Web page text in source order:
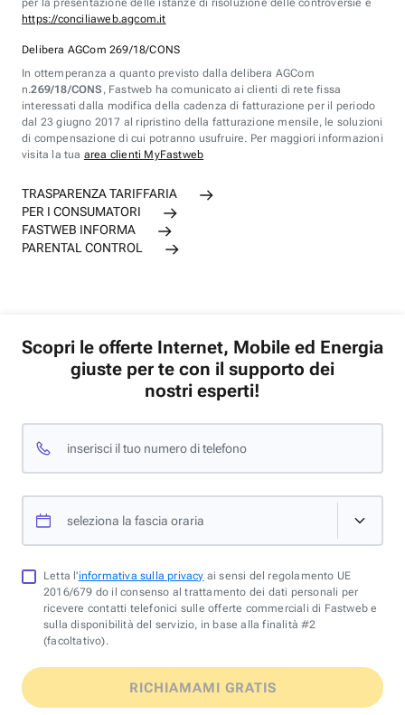
per la presentazione delle istanze di risoluzione delle controversie è
https://conciliaweb.agcom.it
Delibera AGCom 269/18/CONS
In ottemperanza a quanto previsto dalla delibera AGCom
n.269/18/CONS , Fastweb ha comunicato ai clienti di rete fissa
interessati dalla modifica della cadenza di fatturazione per il periodo
dal 23 giugno 2017 al ripristino della fatturazione mensile, le soluzioni
di compensazione di cui potranno usufruire. Per maggiori informazioni
visita la tua area clienti MyFastweb
TRASPARENZA TARIFFARIA
PER I CONSUMATORI
FASTWEB INFORMA
PARENTAL CONTROL
Scopri le offerte Internet, Mobile ed Energia
giuste per te con il supporto dei
nostri esperti!
inserisci il tuo numero di telefono
seleziona la fascia oraria
Letta l'informativa sulla privacy ai sensi del regolamento UE
2016/679 do il consenso al trattamento dei dati personali per
ricevere contatti telefonici sulle offerte commerciali di Fastweb e
sulla disponibilità del servizio, in base alla finalità #2
(facoltativo).
RICHIAMAMI GRATIS